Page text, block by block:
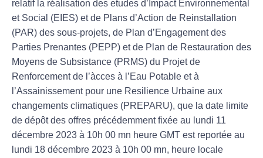
relatif la réalisation des etudes d’Impact Environnemental
et Social (EIES) et de Plans d’Action de Reinstallation
(PAR) des sous-projets, de Plan d’Engagement des
Parties Prenantes (PEPP) et de Plan de Restauration des
Moyens de Subsistance (PRMS) du Projet de
Renforcement de l’àcces à l’Eau Potable et à
l’Assainissement pour une Resilience Urbaine aux
changements climatiques (PREPARU), que la date limite
de dépôt des offres précédemment fixée au lundi 11
décembre 2023 à 10h 00 mn heure GMT est reportée au
lundi 18 décembre 2023 à 10h 00 mn, heure locale